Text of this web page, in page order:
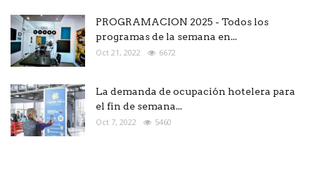
PROGRAMACION 2025 - Todos los
programas de la semana en...
Oct 21, 2022 6672
La demanda de ocupación hotelera para
el fin de semana...
Oct 7, 2022 5460